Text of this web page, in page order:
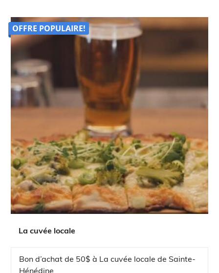
OFFRE POPULAIRE!
La cuvée locale
Bon d’achat de 50$ à La cuvée locale de Sainte-
Hénédine